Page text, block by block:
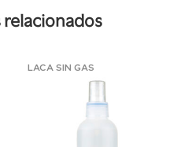
relacionados
LACA SIN GAS